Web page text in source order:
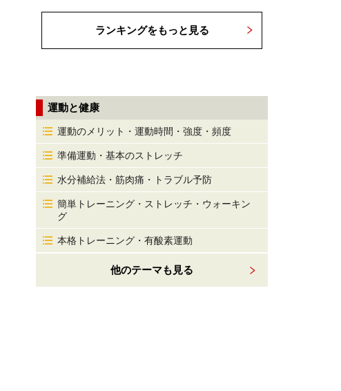
ランキングをもっと見る
運動と健康
運動のメリット・運動時間・強度・頻度
準備運動・基本のストレッチ
水分補給法・筋肉痛・トラブル予防
簡単トレーニング・ストレッチ・ウォーキン
グ
本格トレーニング・有酸素運動
他のテーマも見る